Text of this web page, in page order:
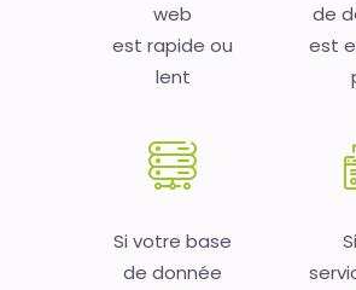
web
est rapide ou
lent
de
est
Si votre base
de donnée